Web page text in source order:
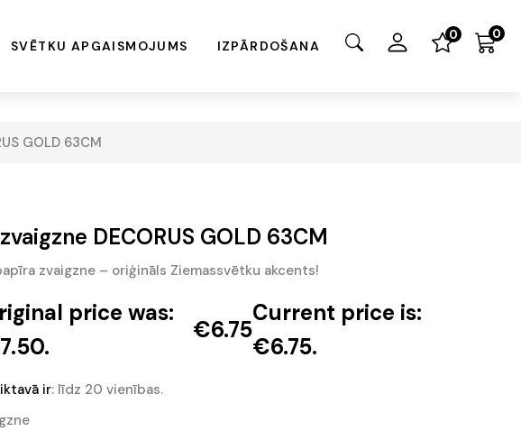
0 0
SVĒTKU APGAISMOJUMS IZPĀRDOŠANA
GOLD 63CM
DECORUS GOLD 63CM
zvaigzne – oriģināls Ziemassvētku akcents!
price was:
€6.75
Current price is:
€6.75.
ir: līdz 20 vienības.